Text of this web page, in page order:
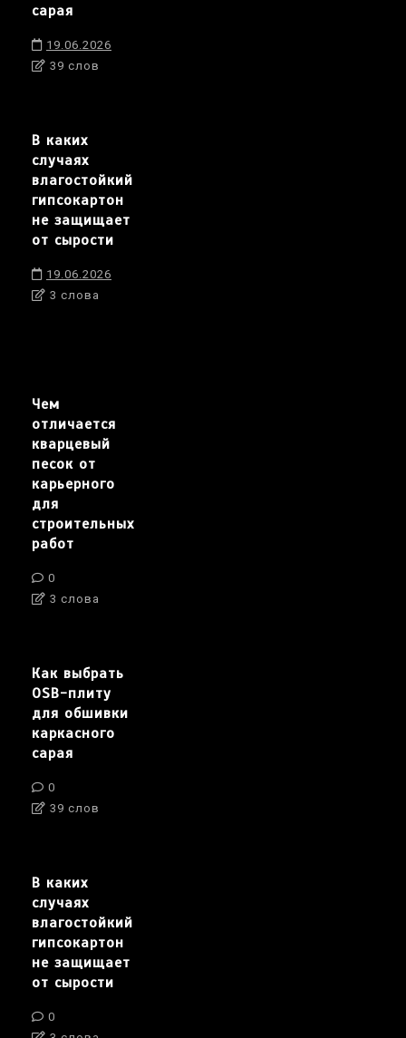
сарая
19.06.2026
39 слов
В каких
случаях
влагостойкий
гипсокартон
не защищает
от сырости
19.06.2026
3 слова
Чем
отличается
кварцевый
песок от
карьерного
для
строительных
работ
0
3 слова
Как выбрать
OSB-плиту
для обшивки
каркасного
сарая
0
39 слов
В каких
случаях
влагостойкий
гипсокартон
не защищает
от сырости
0